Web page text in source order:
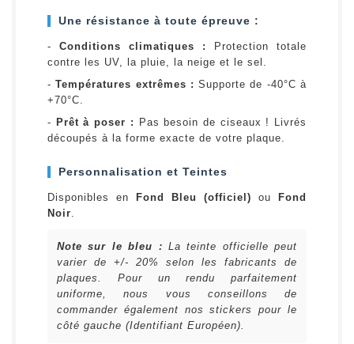
Une résistance à toute épreuve :
- Conditions climatiques :
Protection totale
contre les UV, la pluie, la neige et le sel.
-Températures extrêmes : Supporte de -40°C à
+70°C.
- Prêt à poser :
Pas besoin de ciseaux ! Livrés
découpés à la forme exacte de votre plaque.
Personnalisation et Teintes
Disponibles en Fond Bleu (officiel) ou
Fond
Noir.
Note sur le bleu : La teinte officielle peut
varier de +/- 20% selon les fabricants de
plaques. Pour un rendu parfaitement
uniforme, nous vous conseillons de
commander également nos stickers pour le
côté gauche (Identifiant Européen).